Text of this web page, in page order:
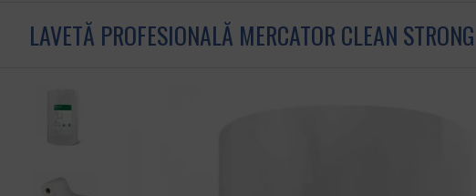
LAVETĂ PROFESIONALĂ MERCATOR CLEAN